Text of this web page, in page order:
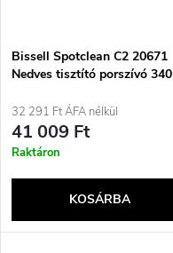
Bissell Spotclean C2 20671
Nedves tisztító porszívó 340
32 291 Ft ÁFA nélkül
41 009 Ft
Raktáron
KOSÁRBA